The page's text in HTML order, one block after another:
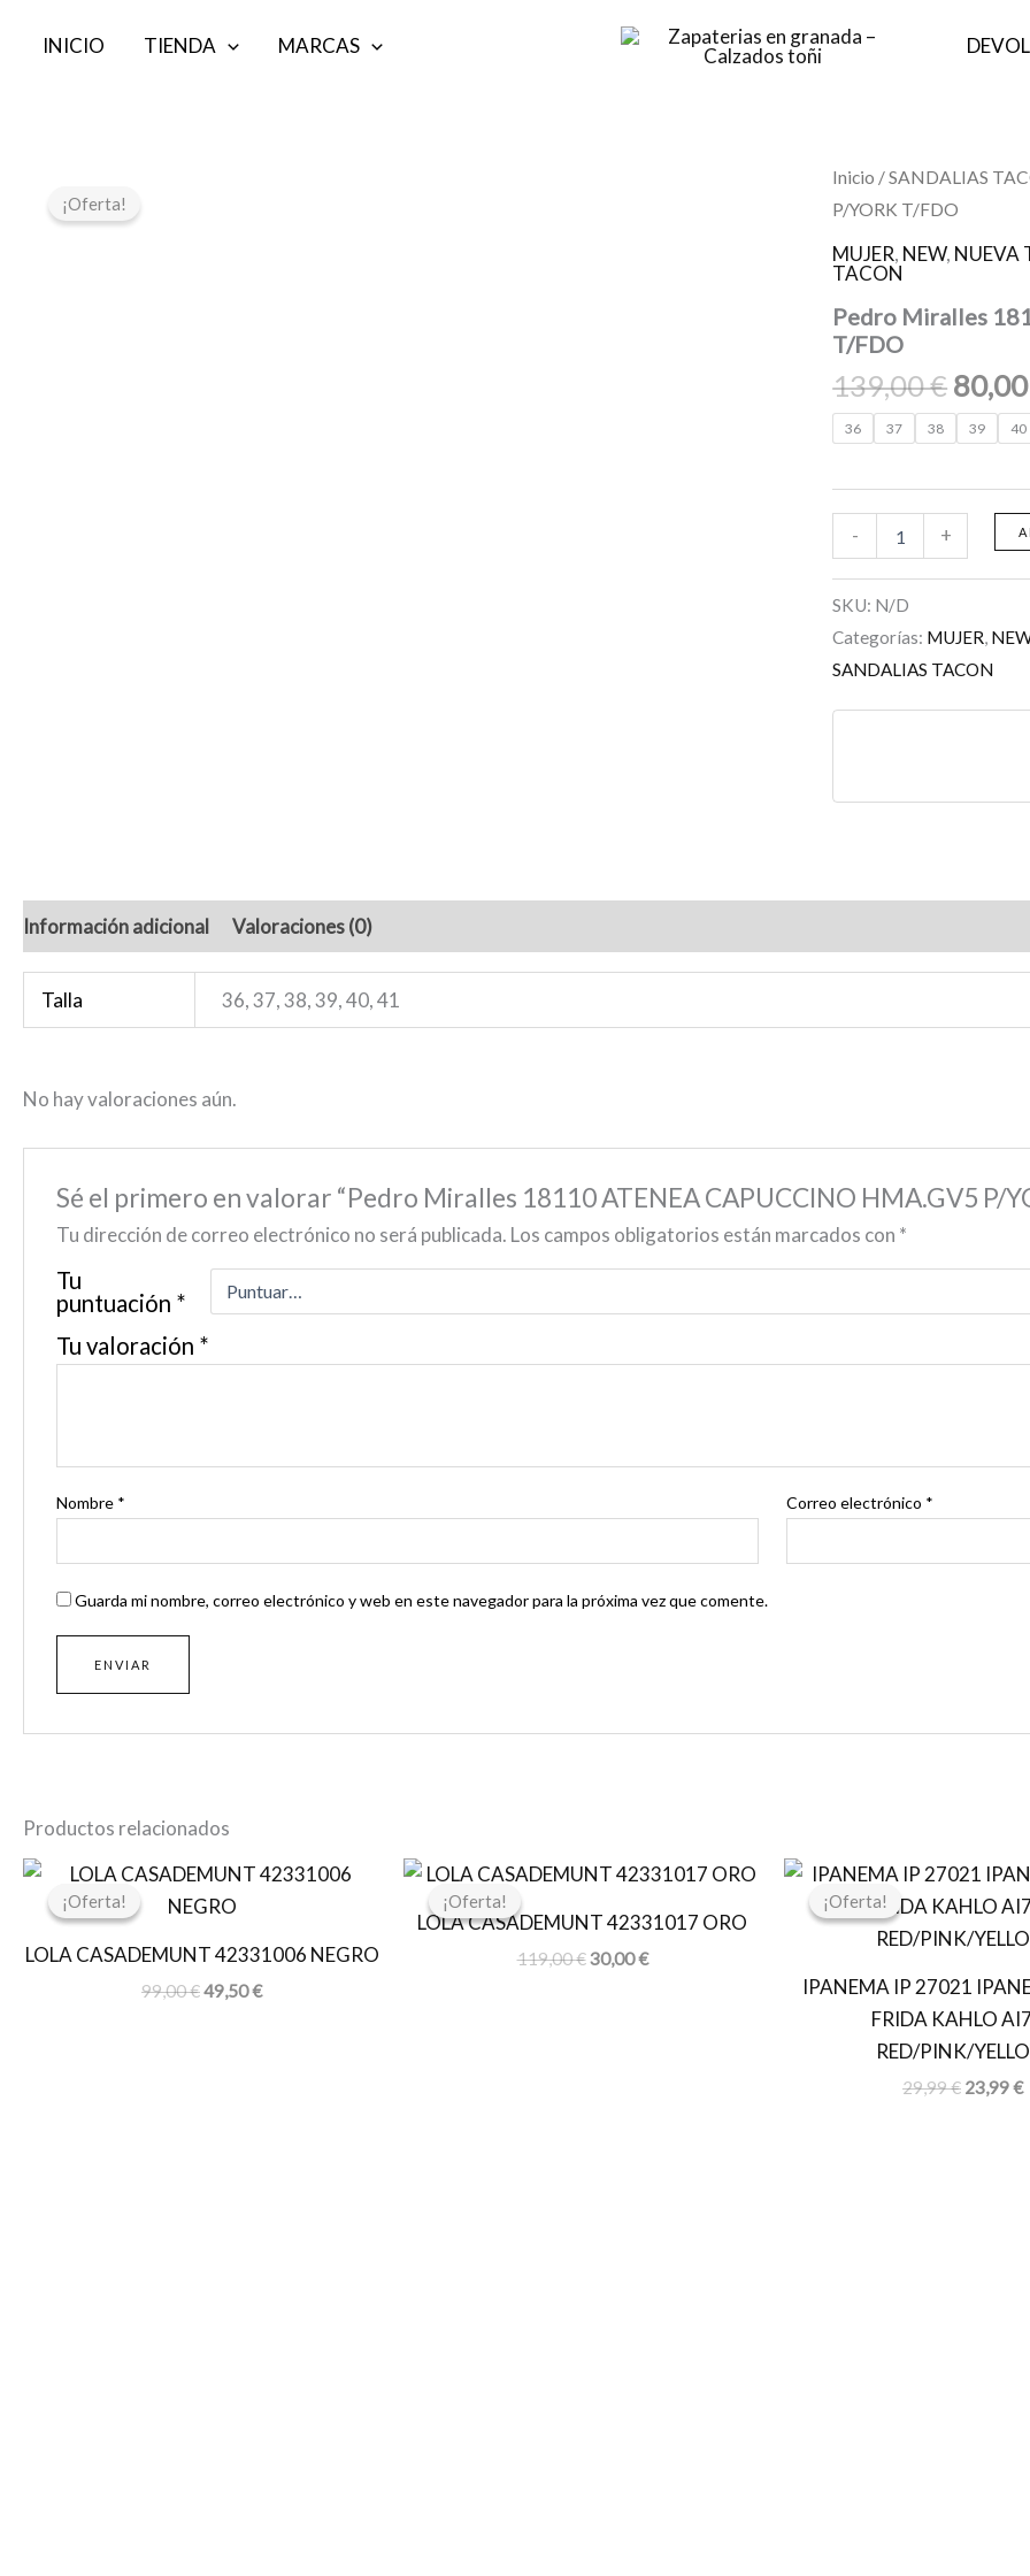
INICIO TIENDA MARCAS
¡Oferta!
Inicio /SANDALIAS
P/YORK T/FDO
MUJER, NEW, NUEVA
TACON
Pedro Miralles
T/FDO
139,00€
El
precio
era:
36 37 38 39 40
-
Pedro
18110
CAPUCCINO
HMA.GV5
P/YORK
T/FDO
cantidad
+
SKU: N/D
Categorías: MUJER,
SANDALIAS TACON
Información adicional Valoraciones (0)
Talla 36, 37, 38, 39, 40, 41
No hay valoraciones aún.
Sé el primero en valorar “Pedro Miralles 18110 ATENEA CAPUCCINO HMA.GV5 P/
Tu dirección de correo electrónico no será publicada. Los campos obligatorios están marcados con *
Tu
puntuación *
Tu valoración *
Nombre * Correo electrónico *
Guarda mi nombre, correo electrónico y web en este navegador para la próxima vez que comente.
Productos relacionados
¡Oferta!
¡Oferta!
LOLA CASADEMUNT 42331006 NEGRO
99,00€
El
original
99,00 €.
49,50€
El
49,50 €.
¡Oferta!
¡Oferta!
LOLA CASADEMUNT 42331017 ORO
119,00€
El
original
era:
119,00 €.
30,00€
El
actual
es:
30,00 €.
¡Oferta!
¡Oferta!
IPANEMA IP 27021
FRIDA KAHLO
RED/PINK/
29,99€
El
original
era:
23,99€